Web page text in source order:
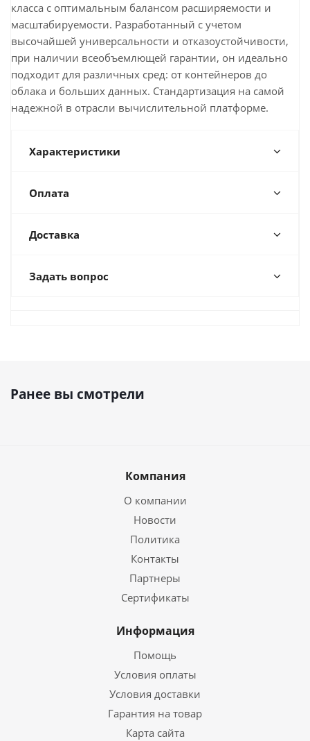
класса с оптимальным балансом расширяемости и
масштабируемости. Разработанный с учетом
высочайшей универсальности и отказоустойчивости,
при наличии всеобъемлющей гарантии, он идеально
подходит для различных сред: от контейнеров до
облака и больших данных. Стандартизация на самой
надежной в отрасли вычислительной платформе.
Характеристики
Оплата
Доставка
Задать вопрос
Ранее вы смотрели
Компания
О компании
Новости
Политика
Контакты
Партнеры
Сертификаты
Информация
Помощь
Условия оплаты
Условия доставки
Гарантия на товар
Карта сайта